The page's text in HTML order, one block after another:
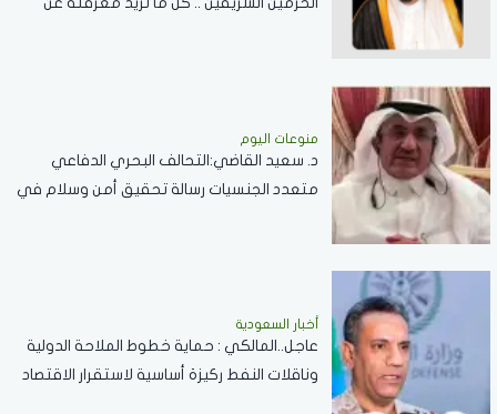
منوعات اليوم
د. سعيد القاضي:التحالف البحري الدفاعي
متعدد الجنسيات رسالة تحقيق أمن وسلام في
أخبار السعودية
عاجل..المالكي : حماية خطوط الملاحة الدولية
وناقلات النفط ركيزة أساسية لاستقرار الاقتصاد